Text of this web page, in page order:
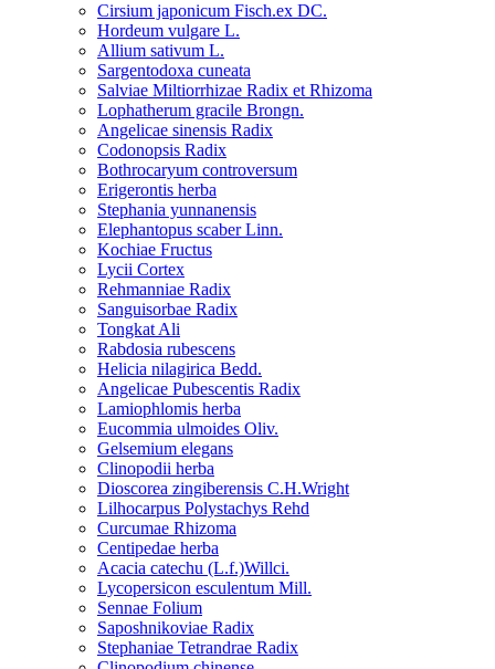
Cirsium japonicum Fisch.ex DC.
Hordeum vulgare L.
Allium sativum L.
Sargentodoxa cuneata
Salviae Miltiorrhizae Radix et Rhizoma
Lophatherum gracile Brongn.
Angelicae sinensis Radix
Codonopsis Radix
Bothrocaryum controversum
Erigerontis herba
Stephania yunnanensis
Elephantopus scaber Linn.
Kochiae Fructus
Lycii Cortex
Rehmanniae Radix
Sanguisorbae Radix
Tongkat Ali
Rabdosia rubescens
Helicia nilagirica Bedd.
Angelicae Pubescentis Radix
Lamiophlomis herba
Eucommia ulmoides Oliv.
Gelsemium elegans
Clinopodii herba
Dioscorea zingiberensis C.H.Wright
Lilhocarpus Polystachys Rehd
Curcumae Rhizoma
Centipedae herba
Acacia catechu (L.f.)Willci.
Lycopersicon esculentum Mill.
Sennae Folium
Saposhnikoviae Radix
Stephaniae Tetrandrae Radix